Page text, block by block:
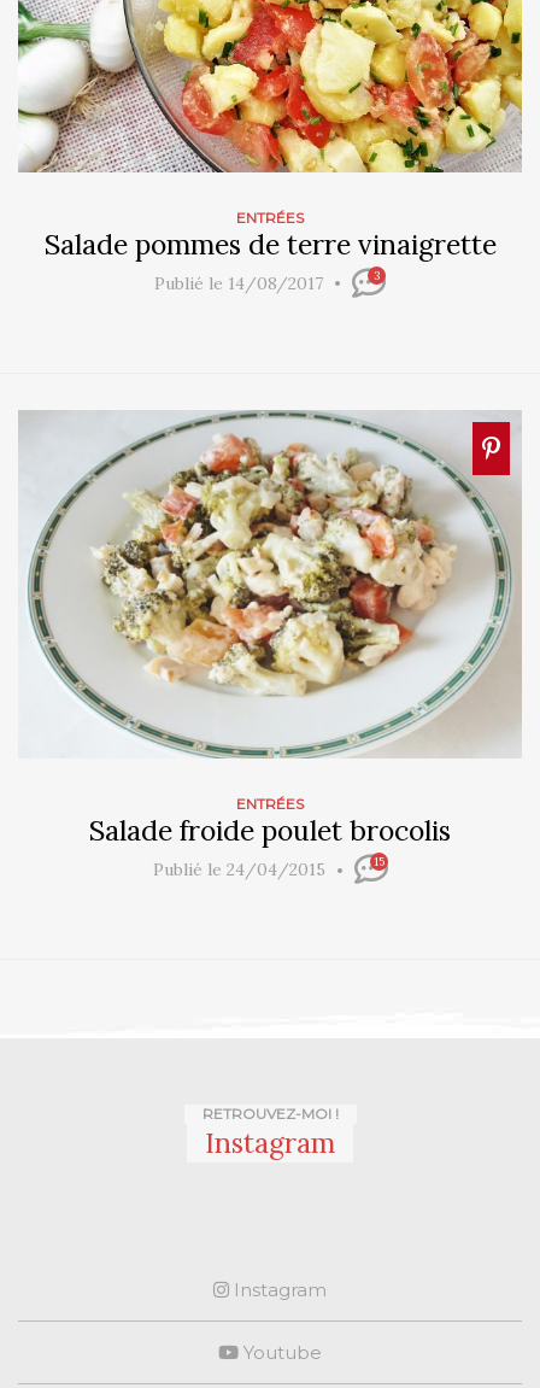
ENTRÉES
Salade pommes de terre vinaigrette
Publié le 14/08/2017 3
ENTRÉES
Salade froide poulet brocolis
Publié le 24/04/2015 15
RETROUVEZ-MOI !
Instagram
Instagram
Youtube